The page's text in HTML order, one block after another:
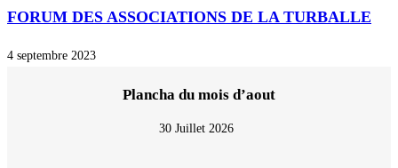
FORUM DES ASSOCIATIONS DE LA TURBALLE
4 septembre 2023
Plancha du mois d’aout
30 Juillet 2026